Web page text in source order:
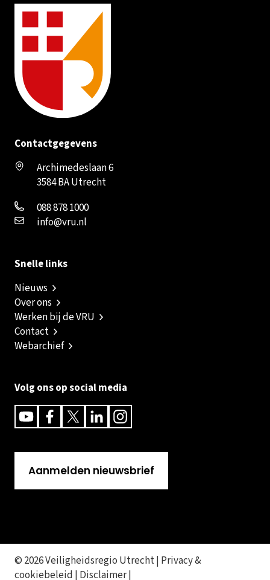
Contactgegevens
Archimedeslaan 6
3584 BA Utrecht
088 878 1000
info@vru.nl
Snelle links
Nieuws
Over ons
Werken bij de VRU
Contact
Webarchief
Volg ons op social media
YoutubeFacebookTwitterLinkedinInstagram
Aanmelden nieuwsbrief
© 2026 Veiligheidsregio Utrecht | Privacy &
cookiebeleid | Disclaimer|